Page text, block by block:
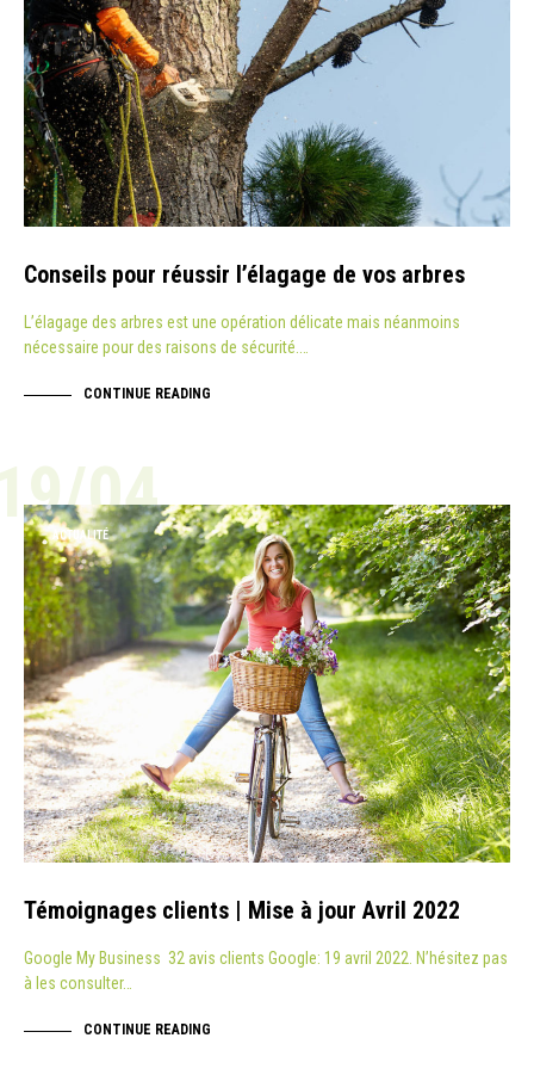
Conseils pour réussir l’élagage de vos arbres
L’élagage des arbres est une opération délicate mais néanmoins
nécessaire pour des raisons de sécurité.…
CONTINUE READING
04
ACTUALITÉ
Témoignages clients | Mise à jour Avril 2022
Google My Business 32 avis clients Google: 19 avril 2022. N’hésitez pas
à les consulter…
CONTINUE READING